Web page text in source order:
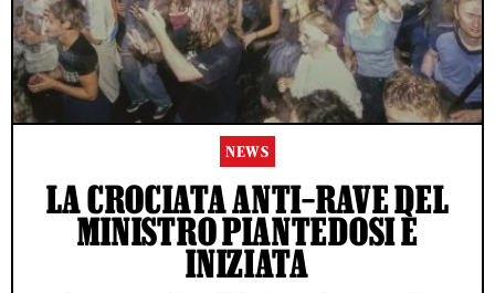
NEWS
LA CROCIATA ANTI–RAVE DEL
MINISTRO PIANTEDOSI È
INIZIATA